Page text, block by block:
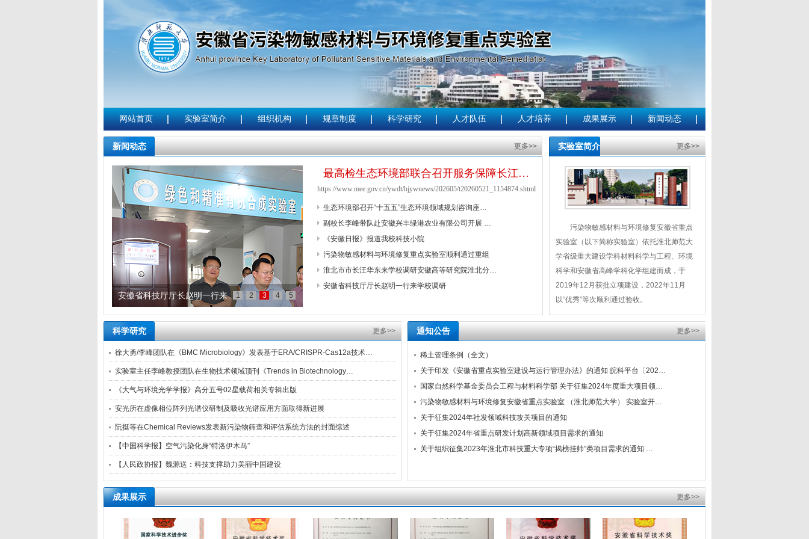
网站首页 实验室简介 组织机构 规章制度 科学研究 人才队伍 人才培养 成果展示 新闻动态
更多>>
实验室简介
污染物敏感材料与环境修复安徽省重点
实验室（以下简称实验室）依托淮北师范大
学省级重大建设学科材料科学与工程、环境
科学和安徽省高峰学科化学组建而成，于
2019年12月获批立项建设，2022年11月
以“优秀”等次顺利通过验收。
更多>>
新闻动态
最高检生态环境部联合召开服务保障长江…
https://www.mee.gov.cn/ywdt/hjywnews/202605/t20260521_1154874.shtml
生态环境部召开“十五五”生态环境领域规划咨询座…
副校长李峰带队赴安徽兴丰绿港农业有限公司开展 …
《安徽日报》报道我校科技小院
污染物敏感材料与环境修复重点实验室顺利通过重组
淮北市市长汪华东来学校调研安徽高等研究院淮北分…
安徽省科技厅厅长赵明一行来学校调研
安徽省科技厅厅长赵明一行来… 1 2 3 4 5
更多>>
科学研究
徐大勇/李峰团队在《BMC Microbiology》发表基于ERA/CRISPR-Cas12a技术…
实验室主任李峰教授团队在生物技术领域顶刊《Trends in Biotechnology…
《大气与环境光学学报》高分五号02星载荷相关专辑出版
安光所在虚像相位阵列光谱仪研制及吸收光谱应用方面取得新进展
阮挺等在Chemical Reviews发表新污染物筛查和评估系统方法的封面综述
【中国科学报】空气污染化身“特洛伊木马”
【人民政协报】魏源送：科技支撑助力美丽中国建设
更多>>
通知公告
稀土管理条例（全文）
关于印发《安徽省重点实验室建设与运行管理办法》的通知 皖科平台〔202…
国家自然科学基金委员会工程与材料科学部 关于征集2024年度重大项目领…
污染物敏感材料与环境修复安徽省重点实验室 （淮北师范大学） 实验室开…
关于征集2024年社发领域科技攻关项目的通知
关于征集2024年省重点研发计划高新领域项目需求的通知
关于组织征集2023年淮北市科技重大专项“揭榜挂帅”类项目需求的通知 …
更多>>
成果展示